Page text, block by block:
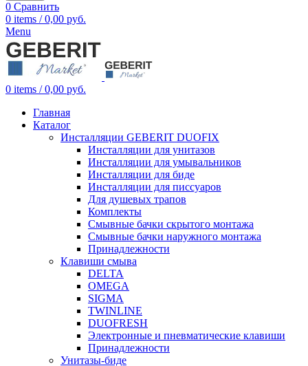
0 Сравнить
0 items / 0,00 руб.
Menu
0 items / 0,00 руб.
Главная
Каталог
Инсталляции GEBERIT DUOFIX
Инсталляции для унитазов
Инсталляции для умывальников
Инсталляции для биде
Инсталляции для писсуаров
Для душевых трапов
Комплекты
Смывные бачки скрытого монтажа
Смывные бачки наружного монтажа
Принадлежности
Клавиши смыва
DELTA
OMEGA
SIGMA
TWINLINE
DUOFRESH
Электронные и пневматические клавиши
Принадлежности
Унитазы-биде